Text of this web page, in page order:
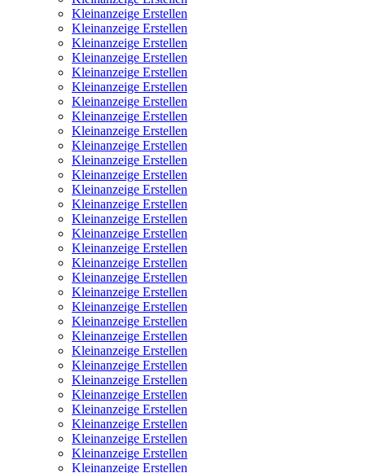
Kleinanzeige Erstellen
Kleinanzeige Erstellen
Kleinanzeige Erstellen
Kleinanzeige Erstellen
Kleinanzeige Erstellen
Kleinanzeige Erstellen
Kleinanzeige Erstellen
Kleinanzeige Erstellen
Kleinanzeige Erstellen
Kleinanzeige Erstellen
Kleinanzeige Erstellen
Kleinanzeige Erstellen
Kleinanzeige Erstellen
Kleinanzeige Erstellen
Kleinanzeige Erstellen
Kleinanzeige Erstellen
Kleinanzeige Erstellen
Kleinanzeige Erstellen
Kleinanzeige Erstellen
Kleinanzeige Erstellen
Kleinanzeige Erstellen
Kleinanzeige Erstellen
Kleinanzeige Erstellen
Kleinanzeige Erstellen
Kleinanzeige Erstellen
Kleinanzeige Erstellen
Kleinanzeige Erstellen
Kleinanzeige Erstellen
Kleinanzeige Erstellen
Kleinanzeige Erstellen
Kleinanzeige Erstellen
Kleinanzeige Erstellen